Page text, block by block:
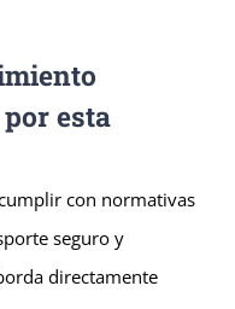
esta
con normativas
seguro y
directamente